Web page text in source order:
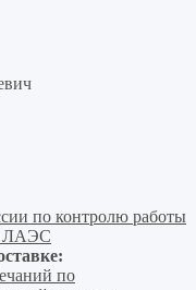
по контролю работы
ЛАЭС
по